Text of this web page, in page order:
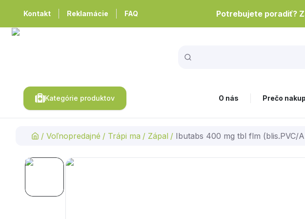
Kontakt Reklamácie FAQ Potrebujete poradiť?
Kategórie produktov O nás Prečo
/ Voľnopredajné / Trápi ma / Zápal / Ibutabs 400 mg tbl flm (blis.PVC/